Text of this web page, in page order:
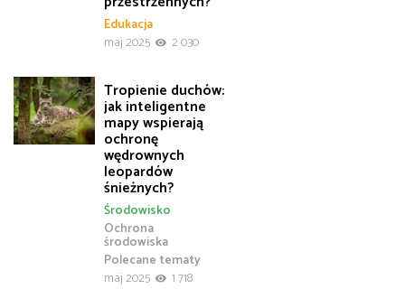
Edukacja
maj 2025
2 030
Tropienie duchów:
jak inteligentne
mapy wspierają
ochronę
wędrownych
leopardów
śnieżnych?
Ochrona
środowiska
Polecane tematy
Środowisko
maj 2025 1 718